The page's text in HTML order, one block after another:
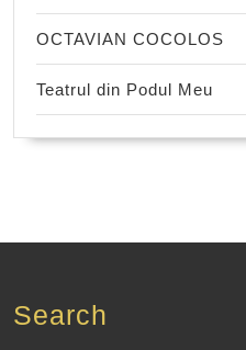
OCTAVIAN COCOLOS
Teatrul din Podul Meu
Search